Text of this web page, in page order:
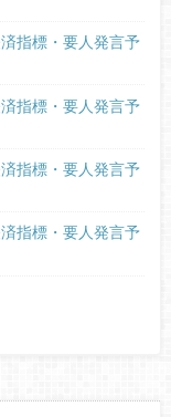
指標・要人発言予
指標・要人発言予
指標・要人発言予
指標・要人発言予